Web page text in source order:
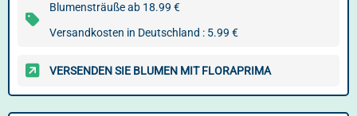
Blumensträuße ab 18.99 €
Versandkosten in Deutschland : 5.99 €
VERSENDEN SIE BLUMEN MIT FLORAPRIMA